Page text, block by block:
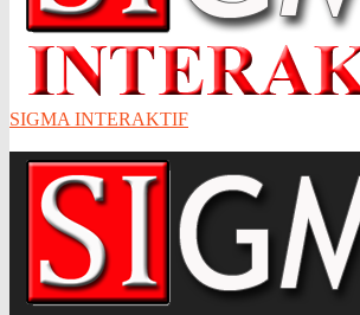
SIGMA INTERAKTIF